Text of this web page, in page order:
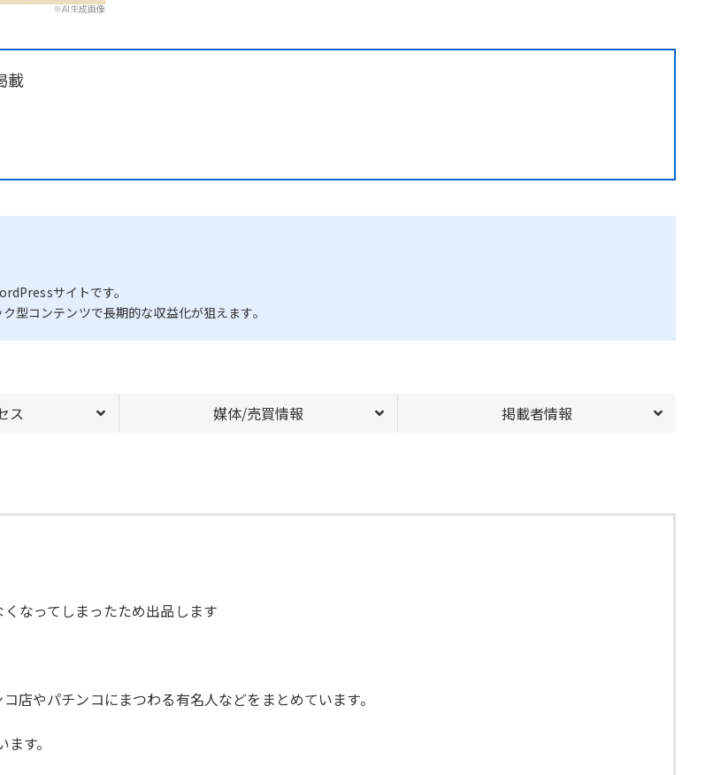
※AI生成画像
載
サイトです。
型コンテンツで長期的な収益化が狙えます。
ス 媒体/売買情報 掲載者情報
なってしまったため出品します
店やパチンコにまつわる有名人などをまとめています。
す。